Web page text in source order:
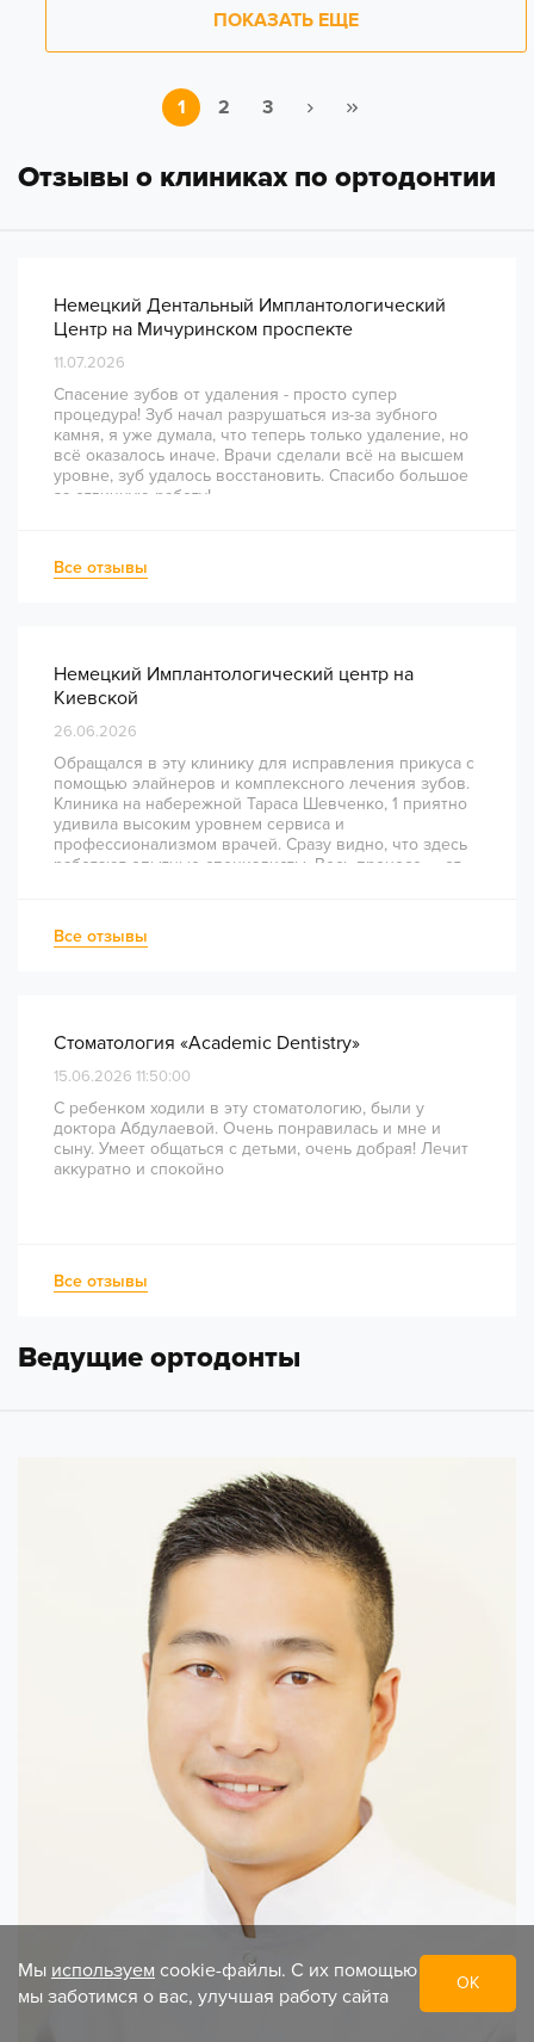
ПОКАЗАТЬ ЕЩЕ
1 2 3
Отзывы о клиниках по ортодонтии
Немецкий Дентальный Имплантологический
Центр на Мичуринском проспекте
11.07.2026
Спасение зубов от удаления - просто супер
процедура! Зуб начал разрушаться из-за зубного
камня, я уже думала, что теперь только удаление, но
всё оказалось иначе. Врачи сделали всё на высшем
уровне, зуб удалось восстановить. Спасибо большое
за отличную работу!
Все отзывы
Немецкий Имплантологический центр на
Киевской
26.06.2026
Обращался в эту клинику для исправления прикуса с
помощью элайнеров и комплексного лечения зубов.
Клиника на набережной Тараса Шевченко, 1 приятно
удивила высоким уровнем сервиса и
профессионализмом врачей. Сразу видно, что здесь
работают опытные специалисты. Весь процесс — от
непростое перелечивание каналов прошло
комфортно и безболезненно. Рекомендую всем, кто
Все отзывы
Стоматология «Academic Dentistry»
15.06.2026 11:50:00
С ребенком ходили в эту стоматологию, были у
доктора Абдулаевой. Очень понравилась и мне и
сыну. Умеет общаться с детьми, очень добрая! Лечит
аккуратно и спокойно
Все отзывы
Ведущие ортодонты
Мы используем cookie-файлы. С их помощью
мы заботимся о вас, улучшая работу сайта
ОК